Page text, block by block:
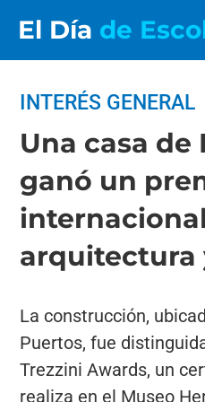
El Día de
INTERÉS GENERAL
Una casa de
ganó un
arquitectura
La construcción,
Puertos, fue
Trezzini Awards, un
realiza en el Museo